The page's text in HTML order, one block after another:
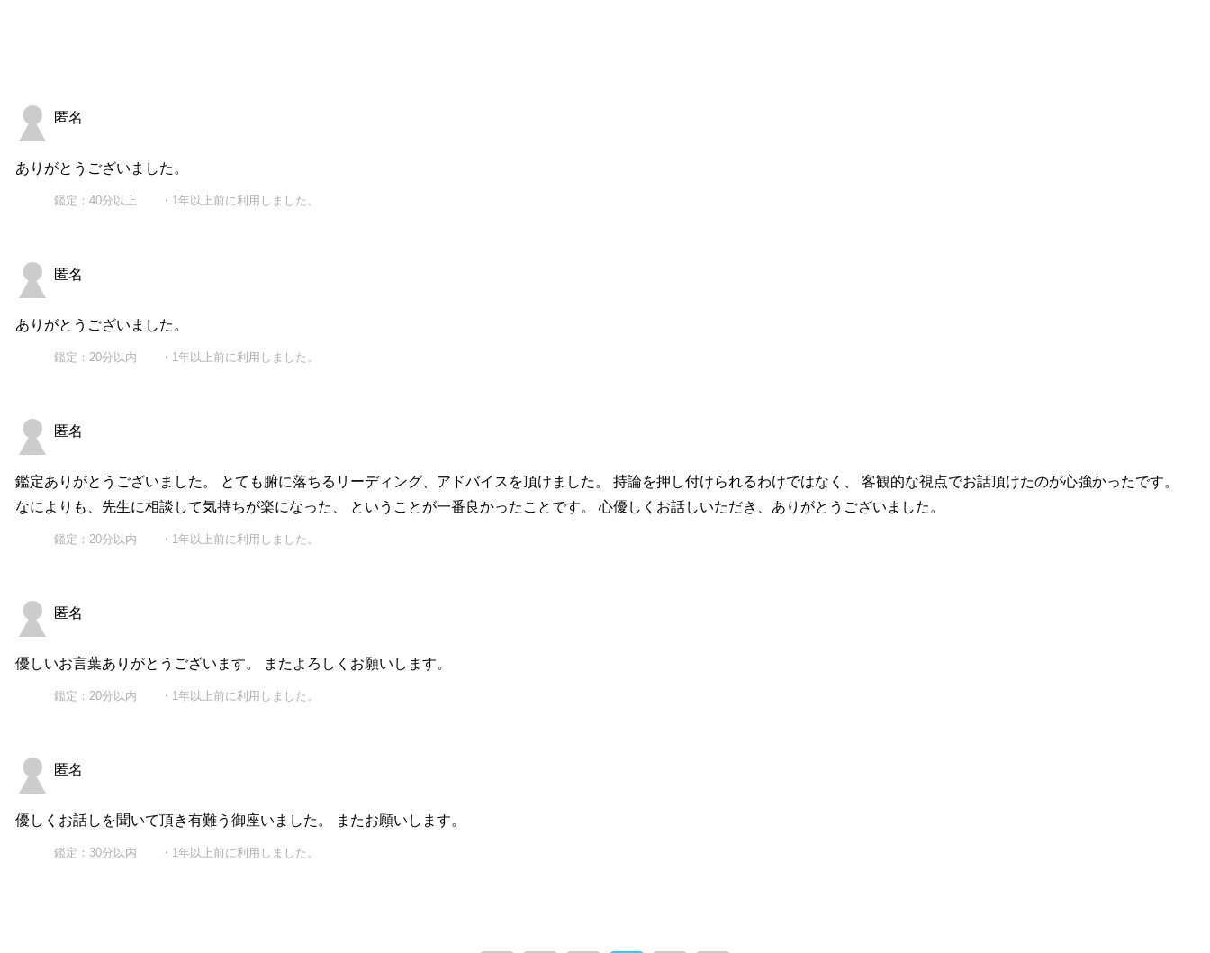
匿名
ありがとうございました。
鑑定：40分以上 ・1年以上前に利用しました。
匿名
ありがとうございました。
鑑定：20分以内 ・1年以上前に利用しました。
匿名
鑑定ありがとうございました。 とても腑に落ちるリーディング、アドバイスを頂けました。 持論を押し付けられるわけではなく、 客観的な視点でお話頂けたのが心強かったです。
なによりも、先生に相談して気持ちが楽になった、 ということが一番良かったことです。 心優しくお話しいただき、ありがとうございました。
鑑定：20分以内 ・1年以上前に利用しました。
匿名
優しいお言葉ありがとうございます。 またよろしくお願いします。
鑑定：20分以内 ・1年以上前に利用しました。
匿名
優しくお話しを聞いて頂き有難う御座いました。 またお願いします。
鑑定：30分以内 ・1年以上前に利用しました。